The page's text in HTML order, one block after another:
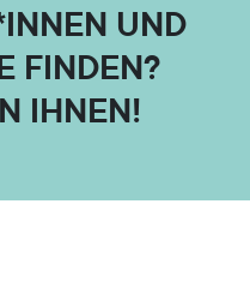
UND
FINDEN?
IHNEN!